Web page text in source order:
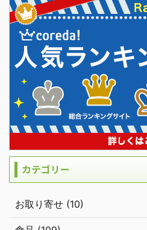
カテゴリー
お取り寄せ (10)